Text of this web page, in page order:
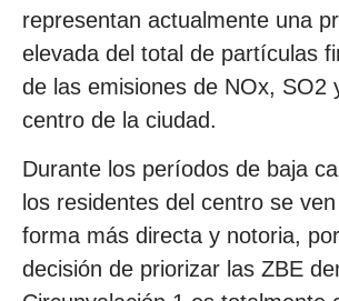
representan actualmente una
elevada del total de partículas
de las emisiones de NOx, SO2
centro de la ciudad.
Durante los períodos de baja
los residentes del centro se
forma más directa y notoria,
decisión de priorizar las ZBE